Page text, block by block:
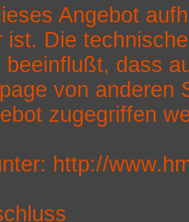
Angebot
ist. Die
beeinflußt, dass
von anderen
zugegriffen
http://